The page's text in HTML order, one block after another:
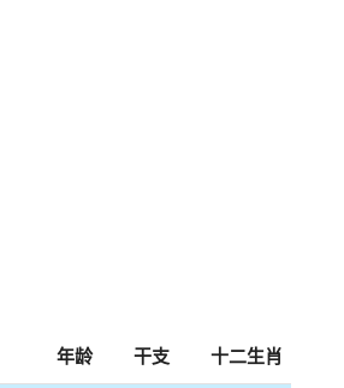
年龄 干支 十二生肖